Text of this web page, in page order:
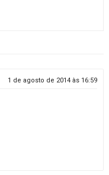
1 de agosto de 2014 às 16:59